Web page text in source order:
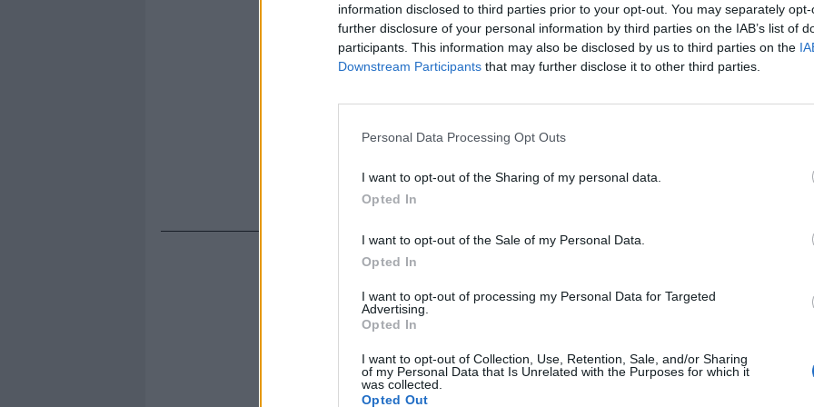
information disclosed to third parties prior to your opt-out. You may separately
further disclosure of your personal information by third parties on the IAB’s list of
participants. This information may also be disclosed by us to third parties on the
Downstream Participants that may further disclose it to other third parties.
Personal Data Processing Opt Outs
I want to opt-out of the Sharing of my personal data.
Opted In
I want to opt-out of the Sale of my Personal Data.
Opted In
I want to opt-out of processing my Personal Data for Targeted
Advertising.
Opted In
I want to opt-out of Collection, Use, Retention, Sale, and/or Sharing
of my Personal Data that Is Unrelated with the Purposes for which it
was collected.
Opted Out
Rudy Giuliani a Come States?
americana